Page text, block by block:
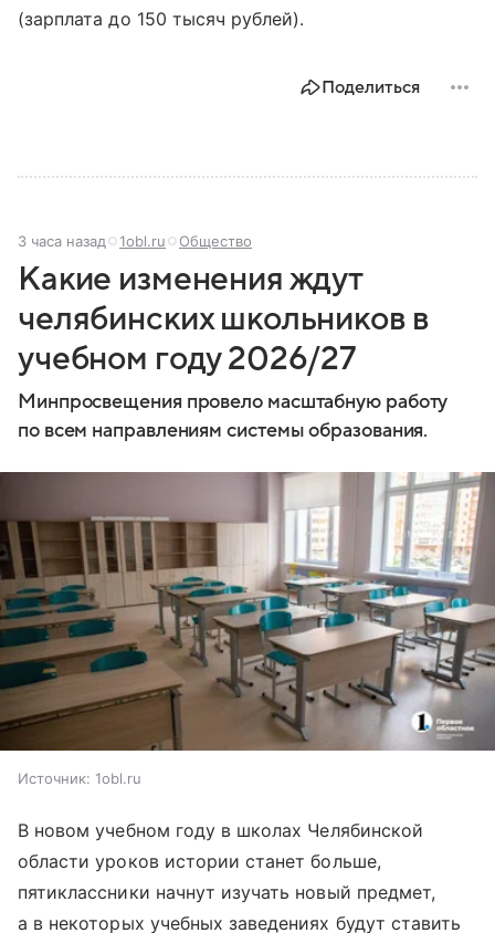
(зарплата до 150 тысяч рублей).
Поделиться
3 часа назад 1obl.ru Общество
Какие изменения ждут
челябинских школьников в
учебном году 2026/27
Минпросвещения провело масштабную работу
по всем направлениям системы образования.
Источник: 1obl.ru
В новом учебном году в школах Челябинской
области уроков истории станет больше,
пятиклассники начнут изучать новый предмет,
а в некоторых учебных заведениях будут ставить